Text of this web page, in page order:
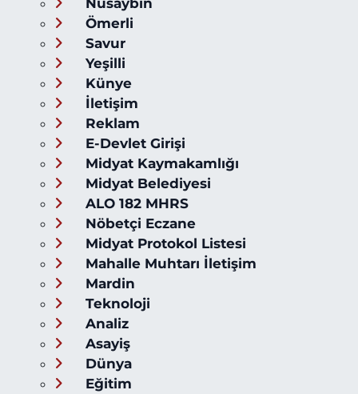
Ömerli
Savur
Yeşilli
Künye
İletişim
Reklam
E-Devlet Girişi
Midyat Kaymakamlığı
Midyat Belediyesi
ALO 182 MHRS
Nöbetçi Eczane
Midyat Protokol Listesi
Mahalle Muhtarı İletişim
Mardin
Teknoloji
Analiz
Asayiş
Dünya
Eğitim